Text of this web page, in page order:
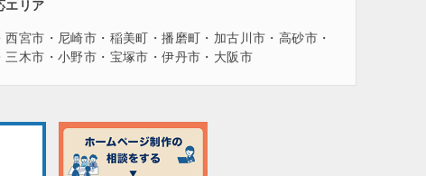
エリア
宮市・尼崎市・稲美町・播磨町・加古川市・高砂市・
木市・小野市・宝塚市・伊丹市・大阪市